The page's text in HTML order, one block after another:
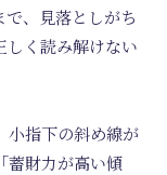
、見落としがち
しく読み解けない
小指下の斜め線が
蓄財力が高い傾